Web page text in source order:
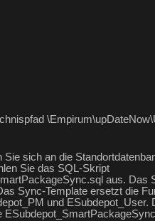
sich an die
Sie das SQL-Skript
aus. Das
Sync-Template ersetzt die
und ESubdepot_User.